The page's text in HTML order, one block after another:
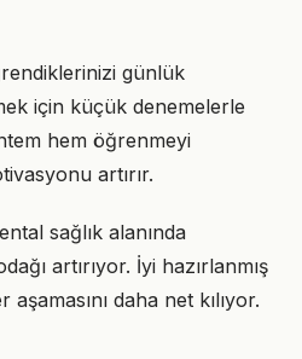
günlük
için küçük denemelerle
hem öğrenmeyi
artırır.
sağlık alanında
artırıyor. İyi hazırlanmış
daha net kılıyor.